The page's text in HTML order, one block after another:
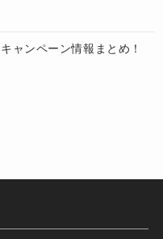
ャンペーン情報まとめ！